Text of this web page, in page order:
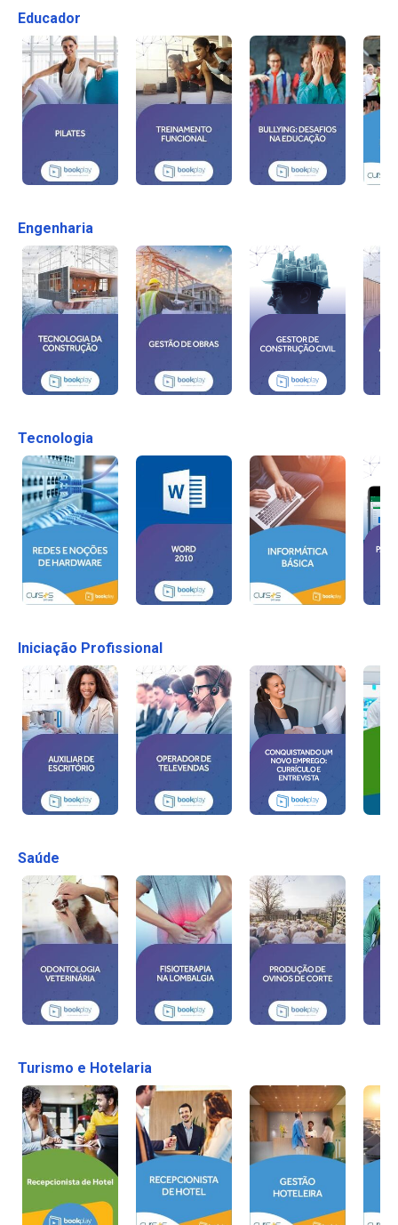
Educador
Engenharia
Tecnologia
Iniciação Profissional
Saúde
Turismo e Hotelaria